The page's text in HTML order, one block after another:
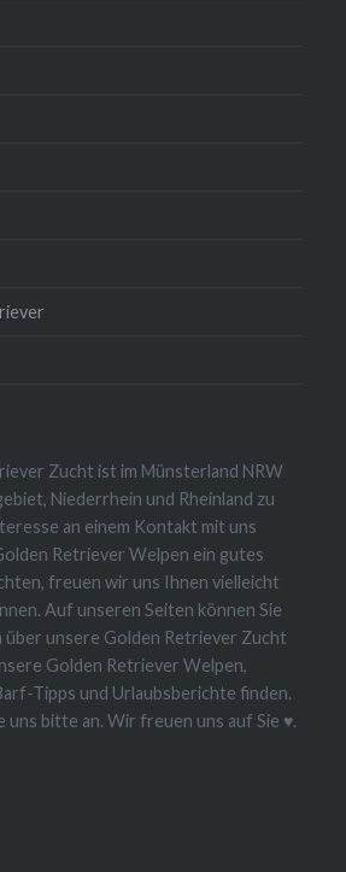
Zucht ist im Münsterland NRW
Niederrhein und Rheinland zu
an einem Kontakt mit uns
Retriever Welpen ein gutes
freuen wir uns Ihnen vielleicht
Auf unseren Seiten können Sie
unsere Golden Retriever Zucht
Golden Retriever Welpen,
Tipps und Urlaubsberichte finden.
uns bitte an. Wir freuen uns auf Sie ♥.